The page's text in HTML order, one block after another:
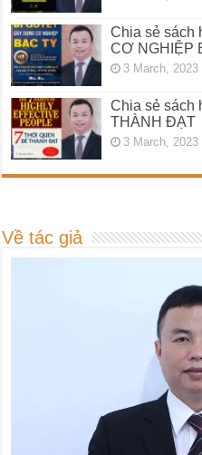
Chia sẻ sách
CƠ NGHIỆP
3 March, 2023
Chia sẻ sách
THÀNH ĐẠT
3 March, 2023
Về tác giả